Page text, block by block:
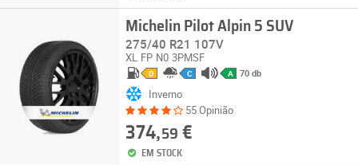
Michelin Pilot Alpin 5 SUV
275/40 R21 107V
XL FP N0 3PMSF
D C A 70 db
Inverno
55 Opinião
374,59 €
EM STOCK